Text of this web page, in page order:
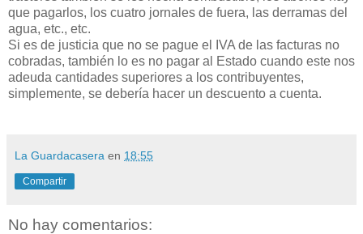
que pagarlos, los cuatro jornales de fuera, las derramas del
agua, etc., etc.
Si es de justicia que no se pague el IVA de las facturas no
cobradas, también lo es no pagar al Estado cuando este nos
adeuda cantidades superiores a los contribuyentes,
simplemente, se debería hacer un descuento a cuenta.
La Guardacasera en 18:55
Compartir
No hay comentarios: